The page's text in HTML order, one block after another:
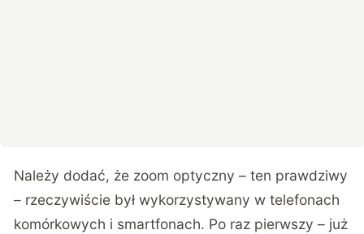
Należy dodać, że zoom optyczny – ten prawdziwy
– rzeczywiście był wykorzystywany w telefonach
komórkowych i smartfonach. Po raz pierwszy – już